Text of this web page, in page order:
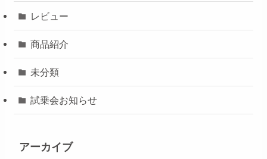
レビュー
商品紹介
未分類
試乗会お知らせ
アーカイブ